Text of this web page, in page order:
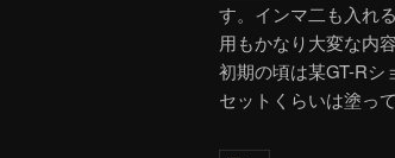
す。インマ二も入れ
用もかなり大変な内
初期の頃は某GT-Rシ
セットくらいは塗っ